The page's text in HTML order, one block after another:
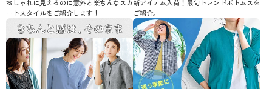
おしゃれに見えるのに意外と楽ちんなスカ
ートスタイルをご紹介します！
新アイテム入荷！最旬トレンドボトムスを
ご紹介。